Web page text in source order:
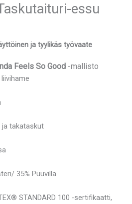
essu
ja tyylikäs työvaate
Feels So Good -mallisto
ja takataskut
35% Puuvilla
STANDARD 100 -sertifikaatti,